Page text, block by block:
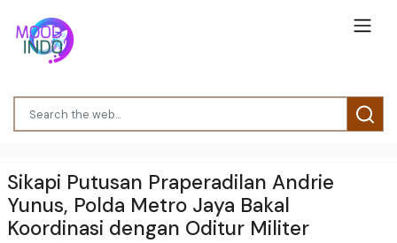
Sikapi Putusan Praperadilan Andrie
Yunus, Polda Metro Jaya Bakal
Koordinasi dengan Oditur Militer